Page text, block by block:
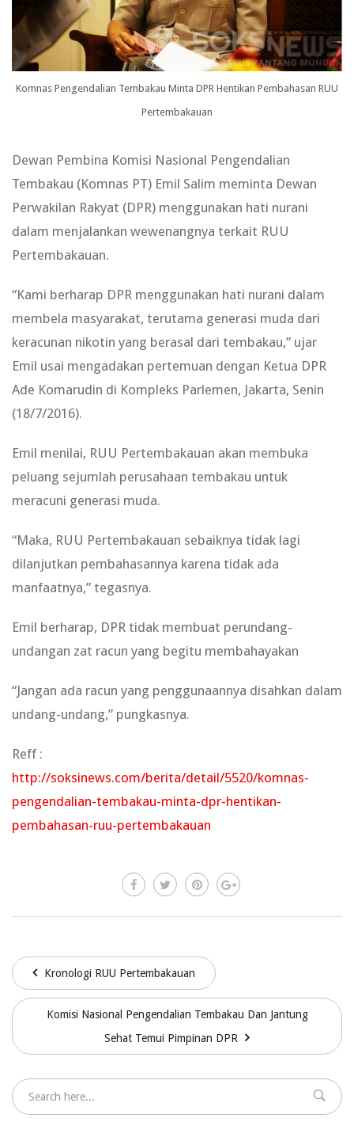
Komnas Pengendalian Tembakau Minta DPR Hentikan Pembahasan RUU
Pertembakauan
Dewan Pembina Komisi Nasional Pengendalian
Tembakau (Komnas PT) Emil Salim meminta Dewan
Perwakilan Rakyat (DPR) menggunakan hati nurani
dalam menjalankan wewenangnya terkait RUU
Pertembakauan.
“Kami berharap DPR menggunakan hati nurani dalam
membela masyarakat, terutama generasi muda dari
keracunan nikotin yang berasal dari tembakau,” ujar
Emil usai mengadakan pertemuan dengan Ketua DPR
Ade Komarudin di Kompleks Parlemen, Jakarta, Senin
(18/7/2016).
Emil menilai, RUU Pertembakauan akan membuka
peluang sejumlah perusahaan tembakau untuk
meracuni generasi muda.
“Maka, RUU Pertembakauan sebaiknya tidak lagi
dilanjutkan pembahasannya karena tidak ada
manfaatnya,” tegasnya.
Emil berharap, DPR tidak membuat perundang-
undangan zat racun yang begitu membahayakan
“Jangan ada racun yang penggunaannya disahkan dalam
undang-undang,” pungkasnya.
Reff :
http://soksinews.com/berita/detail/5520/komnas-
pengendalian-tembakau-minta-dpr-hentikan-
pembahasan-ruu-pertembakauan
Kronologi RUU Pertembakauan
Komisi Nasional Pengendalian Tembakau Dan Jantung
Sehat Temui Pimpinan DPR